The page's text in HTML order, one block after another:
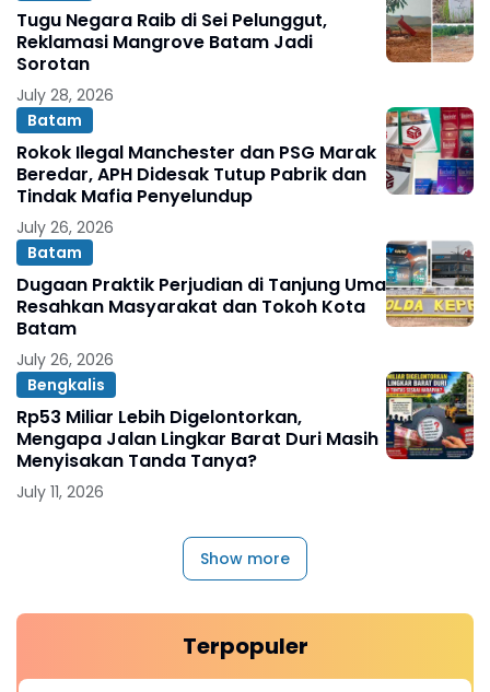
Tugu Negara Raib di Sei Pelunggut,
Reklamasi Mangrove Batam Jadi
Sorotan
July 28, 2026
Batam
Rokok Ilegal Manchester dan PSG Marak
Beredar, APH Didesak Tutup Pabrik dan
Tindak Mafia Penyelundup
July 26, 2026
Batam
Dugaan Praktik Perjudian di Tanjung Uma
Resahkan Masyarakat dan Tokoh Kota
Batam
July 26, 2026
Bengkalis
Rp53 Miliar Lebih Digelontorkan,
Mengapa Jalan Lingkar Barat Duri Masih
Menyisakan Tanda Tanya?
July 11, 2026
Show more
Terpopuler